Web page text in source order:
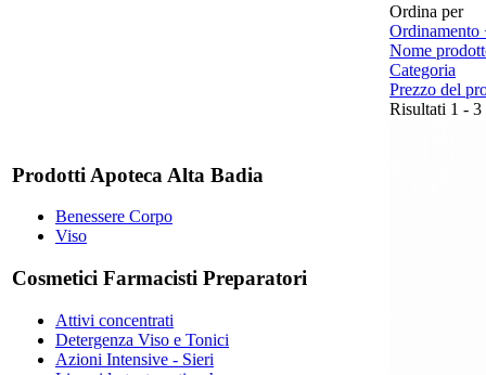
Prodotti Apoteca Alta Badia
Benessere Corpo
Viso
Cosmetici Farmacisti Preparatori
Attivi concentrati
Detergenza Viso e Tonici
Azioni Intensive - Sieri
Ordina per
Ordinamento
Nome
Categoria
Prezzo del
Risultati 1 - 3